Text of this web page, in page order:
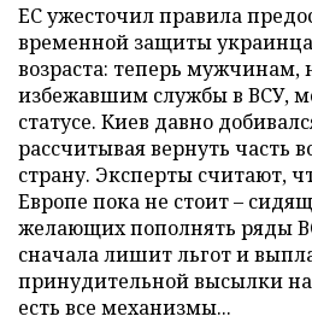
ЕС ужесточил правила
временной защиты
возраста: теперь мужчинам,
избежавшим службы в ВСУ,
статусе. Киев давно
рассчитывая вернуть часть
страну. Эксперты считают,
Европе пока не стоит –
желающих пополнять ряды
сначала лишит льгот и
принудительной высылки
есть все механизмы...